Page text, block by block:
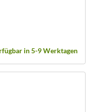
in 5-9 Werktagen